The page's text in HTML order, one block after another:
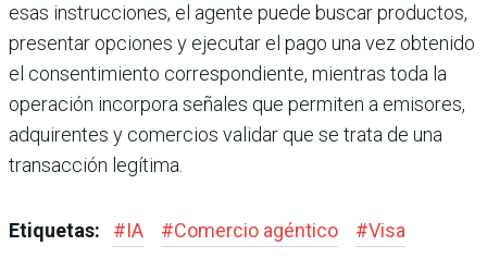
esas instrucciones, el agente puede buscar productos,
presentar opciones y ejecutar el pago una vez obtenido
el consentimiento correspondiente, mientras toda la
operación incorpora señales que permiten a emisores,
adquirentes y comercios validar que se trata de una
transacción legítima.
Etiquetas: #IA #Comercio agéntico #Visa